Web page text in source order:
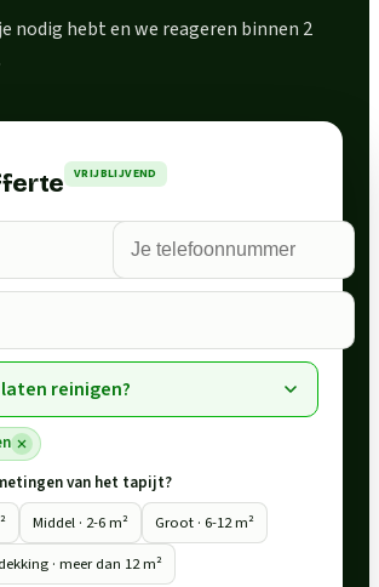
nodig hebt en we reageren binnen 2
VRIJBLIJVEND
reinigen?
van het tapijt?
Middel · 2-6 m²
Groot · 6-12 m²
· meer dan 12 m²